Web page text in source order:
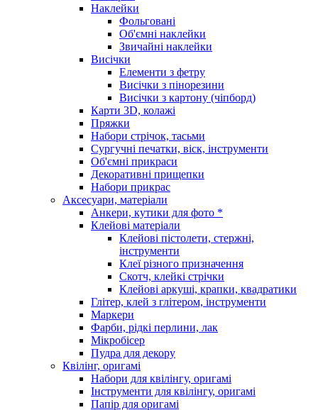
Наклейки
Фольговані
Об'ємні наклейки
Звичайні наклейки
Висічки
Елементи з фетру
Висічки з пінорезини
Висічки з картону (чіпборд)
Карти 3D, колажі
Пряжки
Набори стрічок, тасьми
Сургучні печатки, віск, інструменти
Об'ємні прикраси
Декоративні прищепки
Набори прикрас
Аксесуари, матеріали
Анкери, кутики для фото *
Клейові матеріали
Клейові пістолети, стержні,
інструменти
Клеї різного призначення
Скотч, клейкі стрічки
Клейові аркуші, крапки, квадратики
Глітер, клей з глітером, інструменти
Маркери
Фарби, рідкі перлини, лак
Мікробісер
Пудра для декору
Квілінг, оригамі
Набори для квілінгу, оригамі
Інструменти для квілінгу, оригамі
Папір для оригамі